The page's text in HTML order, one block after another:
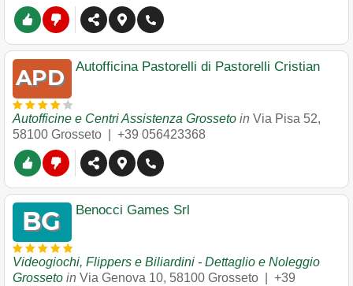
Autofficina Pastorelli di Pastorelli Cristian
Autofficine e Centri Assistenza Grosseto in Via Pisa 52,
58100 Grosseto +39 056423368
Benocci Games Srl
Videogiochi, Flippers e Biliardini - Dettaglio e Noleggio
Grosseto in Via Genova 10, 58100 Grosseto
+39